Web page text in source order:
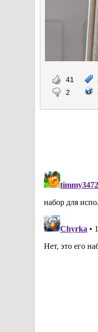
41
2